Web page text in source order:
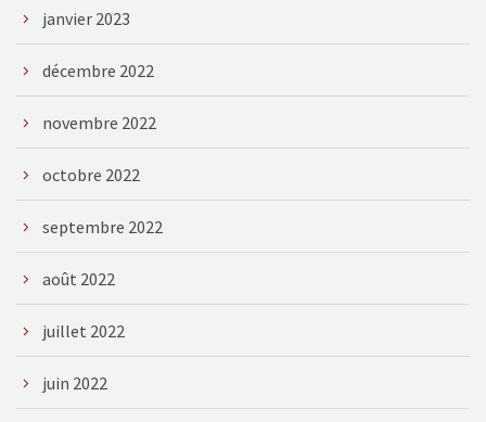
janvier 2023
décembre 2022
novembre 2022
octobre 2022
septembre 2022
août 2022
juillet 2022
juin 2022